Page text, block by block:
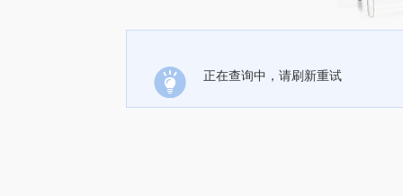
正在查询中，请刷新重试